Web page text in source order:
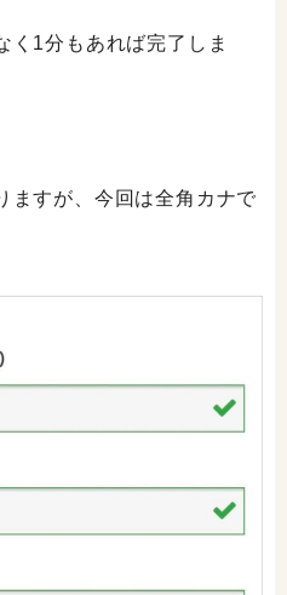
く1分もあれば完了しま
ますが、今回は全角カナで